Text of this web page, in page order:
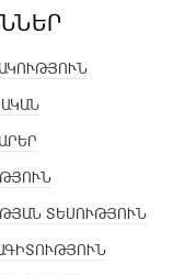
ՏԵՍՈՒԹՅՈՒՆ